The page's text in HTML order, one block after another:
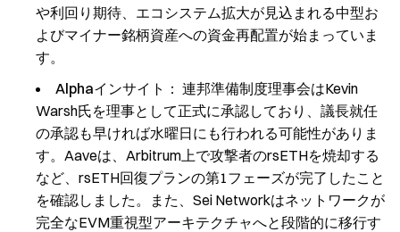
や利回り期待、エコシステム拡大が見込まれる中型お
よびマイナー銘柄資産への資金再配置が始まっていま
す。
Alphaインサイト： 連邦準備制度理事会はKevin
Warsh氏を理事として正式に承認しており、議長就任
の承認も早ければ水曜日にも行われる可能性がありま
す。Aaveは、Arbitrum上で攻撃者のrsETHを焼却する
など、rsETH回復プランの第1フェーズが完了したこと
を確認しました。また、Sei Networkはネットワークが
完全なEVM重視型アーキテクチャへと段階的に移行す